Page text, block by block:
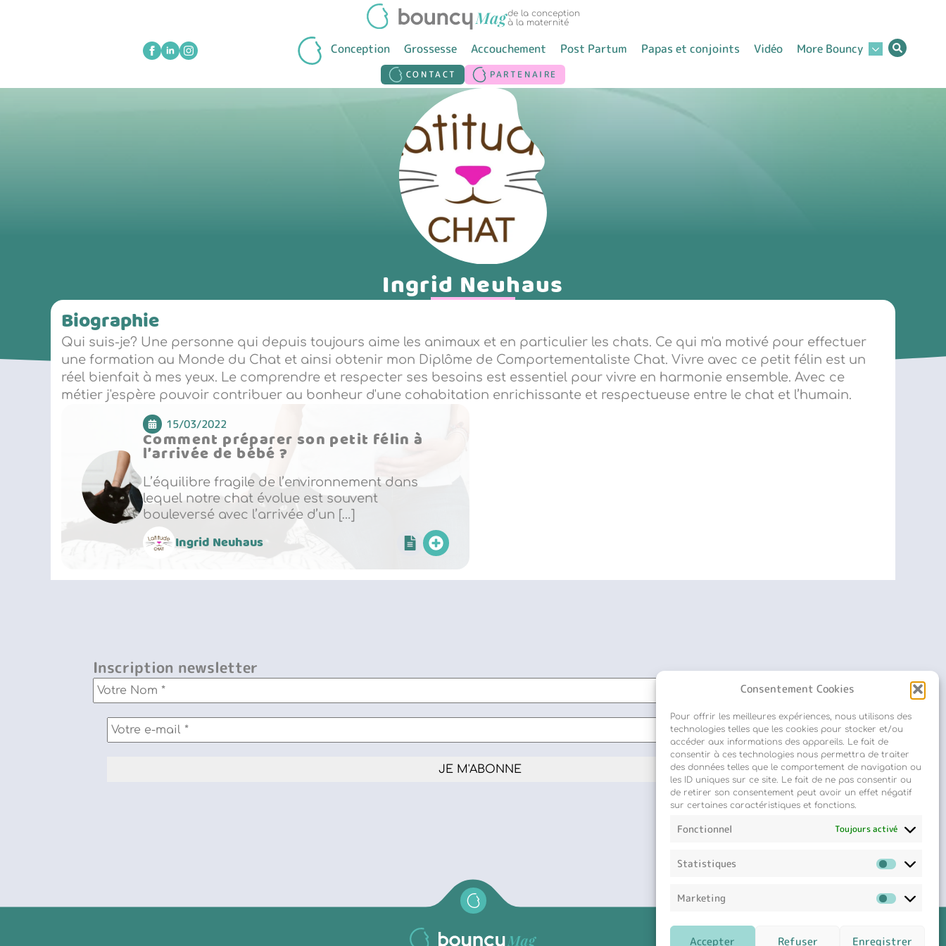
Consentement Cookies
Pour offrir les meilleures expériences, nous utilisons des
technologies telles que les cookies pour stocker et/ou
accéder aux informations des appareils. Le fait de
consentir à ces technologies nous permettra de traiter
des données telles que le comportement de navigation ou
les ID uniques sur ce site. Le fait de ne pas consentir ou
de retirer son consentement peut avoir un effet négatif
sur certaines caractéristiques et fonctions.
Fonctionnel Toujours activé
Statistiques
Marketing
Accepter Refuser Enregistrer
de la conception
à la maternité
Conception Grossesse Accouchement Post Partum Papas et conjoints Vidéo More Bouncy
CONTACT PARTENAIRE
Ingrid Neuhaus
Biographie
Qui suis-je? Une personne qui depuis toujours aime les animaux et en particulier les chats. Ce qui m'a motivé pour effectuer
une formation au Monde du Chat et ainsi obtenir mon Diplôme de Comportementaliste Chat. Vivre avec ce petit félin est un
réel bienfait à mes yeux. Le comprendre et respecter ses besoins est essentiel pour vivre en harmonie ensemble. Avec ce
métier j'espère pouvoir contribuer au bonheur d'une cohabitation enrichissante et respectueuse entre le chat et l’humain.
15/03/2022
Comment préparer son petit félin à
l’arrivée de bébé ?
L’équilibre fragile de l’environnement dans
lequel notre chat évolue est souvent
bouleversé avec l’arrivée d’un […]
Ingrid Neuhaus
Inscription newsletter